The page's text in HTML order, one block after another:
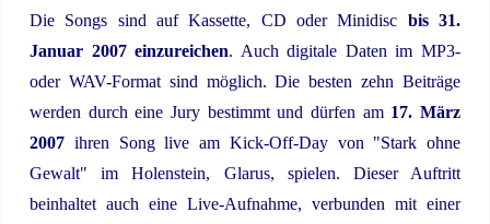
Die Songs sind auf Kassette, CD oder Minidisc bis 31.
Januar 2007 einzureichen. Auch digitale Daten im MP3-
oder WAV-Format sind möglich. Die besten zehn Beiträge
werden durch eine Jury bestimmt und dürfen am 17. März
2007 ihren Song live am Kick-Off-Day von "Stark ohne
Gewalt" im Holenstein, Glarus, spielen. Dieser Auftritt
beinhaltet auch eine Live-Aufnahme, verbunden mit einer